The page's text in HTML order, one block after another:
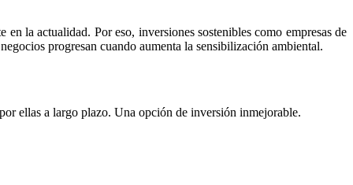
en la actualidad. Por eso, inversiones sostenibles como empresas de
progresan cuando aumenta la sensibilización ambiental.
ellas a largo plazo. Una opción de inversión inmejorable.